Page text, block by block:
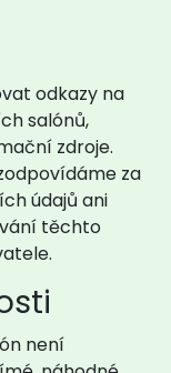
odkazy na
salónů,
zdroje.
za
údajů ani
těchto
není